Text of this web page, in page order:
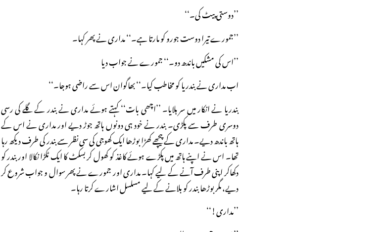
’’دوستی پیٹ کی۔‘‘
’’جمورے تیرا دوست جورو کو مارتا ہے۔‘‘ مداری نے پھر کہا۔
’’اس کی مشکیں باندھ دو۔‘‘ جمورے نے جواب دیا
اب مداری نے بندریا کو مخاطب کیا۔‘‘ بھاگوان اس سے راضی ہوجا۔‘‘
بندریا نے انکار میں سر ہلایا۔ ’’اچھی بات‘‘ کہتے ہوئے مداری نے بندر کے گلے کی رسی
دوسری طرف سے پکڑی۔ بندر نے خود ہی دونوں ہاتھ جوڑ دیے اور مداری نے اس کے
ہاتھ باندھ دیے۔ مداری کے پیچھے کھڑا بوڑھا ایک کھوجی کی سی نظر سے بندر کی طرف دیکھ رہا
تھا۔ اس نے اپنے ہاتھ میں پکڑے ہوئے کاغذ کو کھول کر بسکٹ کا ایک ٹکڑا نکالا اور بندر کو
دکھاکر اپنی طرف آنے کے لیے کہا۔ مداری اور جمورے نے پھر سوال و جواب شروع کر
دیے، مگر بوڑھا بندر کو بلانے کے لیے مسلسل اشارے کرتا رہا۔
’’مداری!‘‘